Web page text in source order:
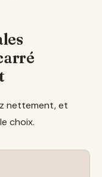
nettement, et
choix.